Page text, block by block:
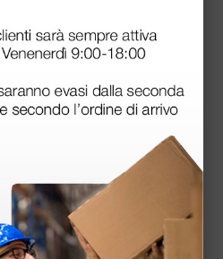
in autoclave, sono
degli elettrobisturi in
CUT (W) 200 250 ohm
CUT 90% (W) 200 250
CUT 80% (W) 200 250